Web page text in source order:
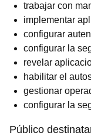
trabajar con
implementar
configurar
configurar la
revelar
habilitar el
gestionar
configurar la
Público